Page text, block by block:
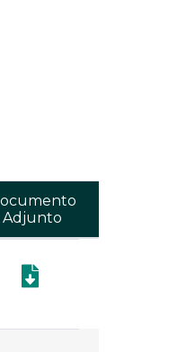
Adjunto
Documento: Plan Anual